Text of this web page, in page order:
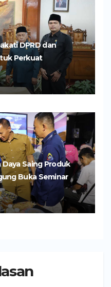
DPRD dan
Perkuat
Saing Produk
Buka Seminar